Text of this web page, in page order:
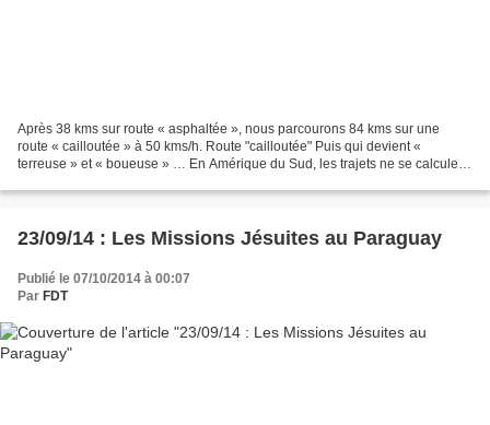
Après 38 kms sur route « asphaltée », nous parcourons 84 kms sur une
route « cailloutée » à 50 kms/h. Route "cailloutée" Puis qui devient «
terreuse » et « boueuse » … En Amérique du Sud, les trajets ne se calculent
23/09/14 : Les Missions Jésuites au Paraguay
Publié le 07/10/2014 à 00:07
Par FDT